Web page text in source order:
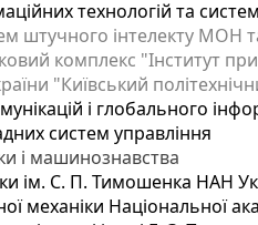
технологій та
штучного інтелекту МОН
комплекс "Інститут
"Київський
і глобального
систем управління
і машинознавства
ім. С. П. Тимошенка НАН
механіки Національної